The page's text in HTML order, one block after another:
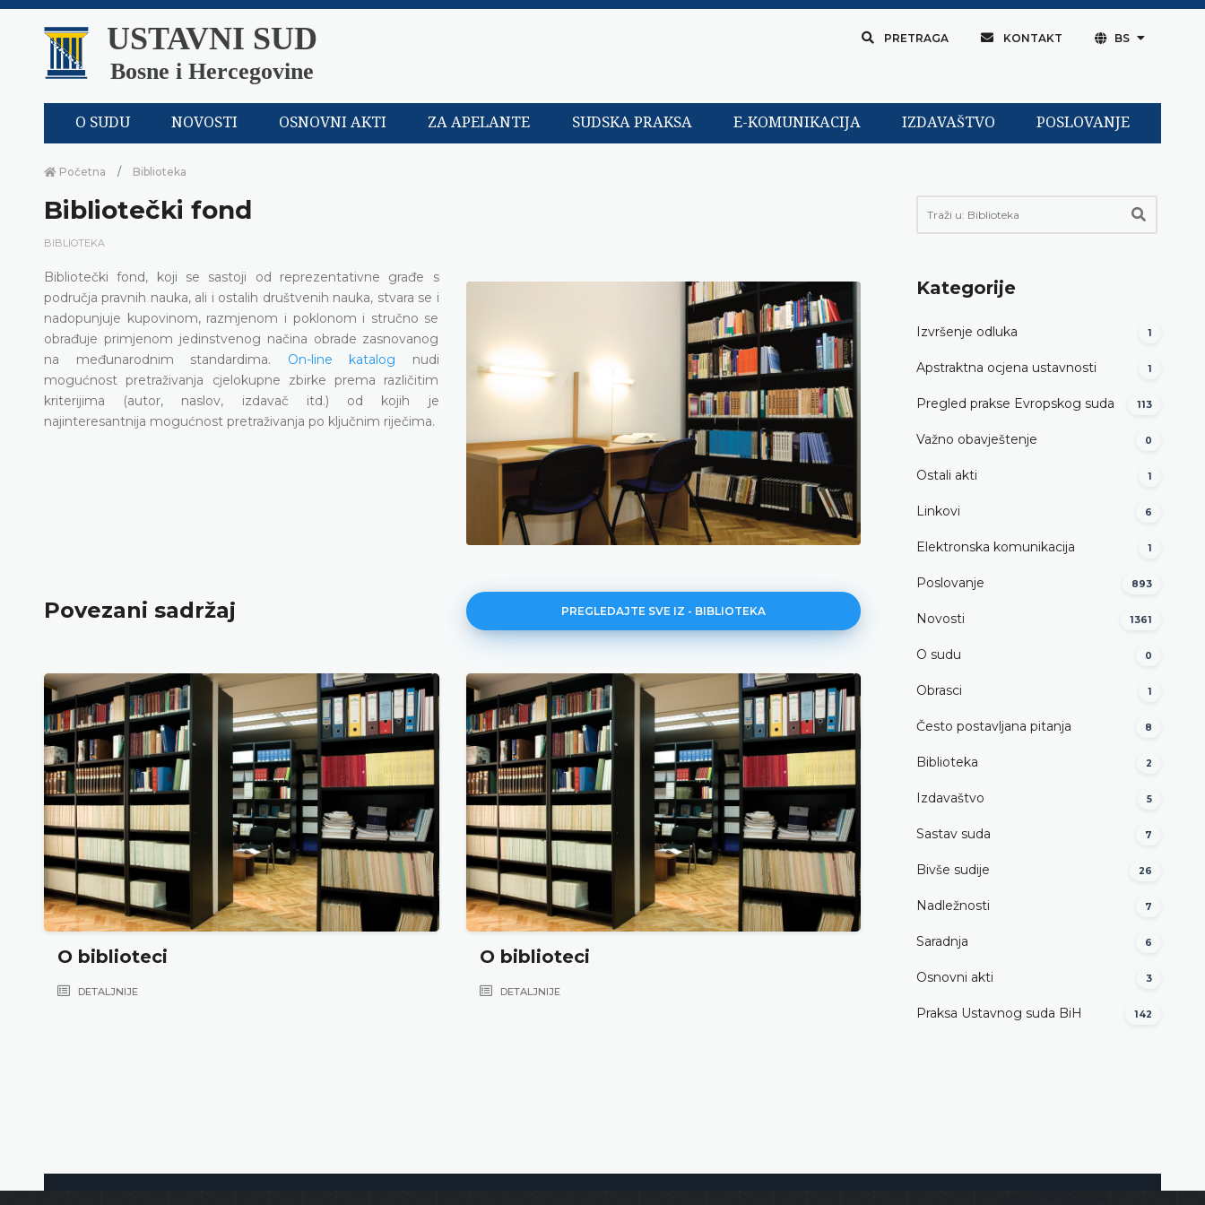
USTAVNI SUD
Bosne i Hercegovine
PRETRAGA KONTAKT BS
O SUDU NOVOSTI OSNOVNI AKTI ZA APELANTE SUDSKA PRAKSA E-KOMUNIKACIJA IZDAVAŠTVO POSLOVANJE
Početna Biblioteka
Bibliotečki fond
BIBLIOTEKA
Bibliotečki fond, koji se sastoji od reprezentativne građe s
područja pravnih nauka, ali i ostalih društvenih nauka, stvara se i
nadopunjuje kupovinom, razmjenom i poklonom i stručno se
obrađuje primjenom jedinstvenog načina obrade zasnovanog
na međunarodnim standardima. On-line katalog nudi
mogućnost pretraživanja cjelokupne zbirke prema različitim
kriterijima (autor, naslov, izdavač itd.) od kojih je
najinteresantnija mogućnost pretraživanja po ključnim riječima.
Povezani sadržaj PREGLEDAJTE SVE IZ - BIBLIOTEKA
O biblioteci
DETALJNIJE
O biblioteci
DETALJNIJE
Kategorije
Izvršenje odluka 1
Apstraktna ocjena ustavnosti 1
Pregled prakse Evropskog suda 113
Važno obavještenje 0
Ostali akti 1
Linkovi 6
Elektronska komunikacija 1
Poslovanje 893
Novosti 1361
O sudu 0
Obrasci 1
Često postavljana pitanja 8
Biblioteka 2
Izdavaštvo 5
Sastav suda 7
Bivše sudije 26
Nadležnosti 7
Saradnja 6
Osnovni akti 3
Praksa Ustavnog suda BiH 142